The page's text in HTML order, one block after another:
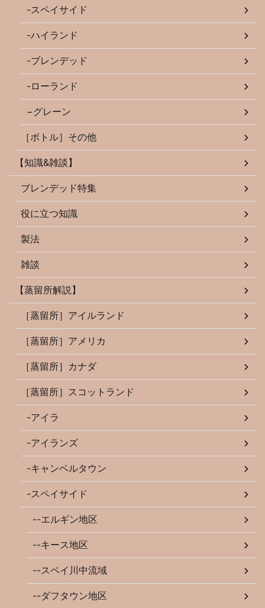
-スペイサイド
-ハイランド
-ブレンデッド
-ローランド
−グレーン
［ボトル］その他
【知識&雑談】
ブレンデッド特集
役に立つ知識
製法
雑談
【蒸留所解説】
［蒸留所］アイルランド
［蒸留所］アメリカ
［蒸留所］カナダ
［蒸留所］スコットランド
-アイラ
-アイランズ
-キャンベルタウン
-スペイサイド
--エルギン地区
--キース地区
--スペイ川中流域
--ダフタウン地区